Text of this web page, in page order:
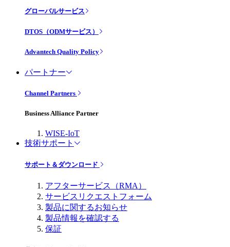
グローバルサービス
DTOS（ODMサービス）
Advantech Quality Policy
パートナー
Channel Partners
Business Alliance Partner
WISE-IoT
技術サポート
サポート＆ダウンロード
アフターサービス（RMA）
サービスリクエストフォーム
製品に関するお知らせ
製品情報を確認する
保証